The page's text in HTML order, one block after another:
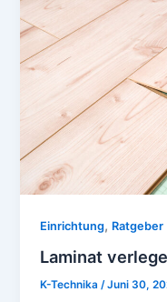
Einrichtung, Ratgeber
Laminat
K-Technika/Juni 30,